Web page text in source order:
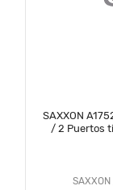
SAXXON
/ 2 Puertos